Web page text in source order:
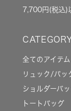
7,700円(税込)
全てのアイテム
リュック/バッ
ショルダーバ
トートバッグ